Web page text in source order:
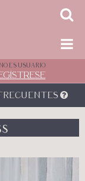
ES USUARIO